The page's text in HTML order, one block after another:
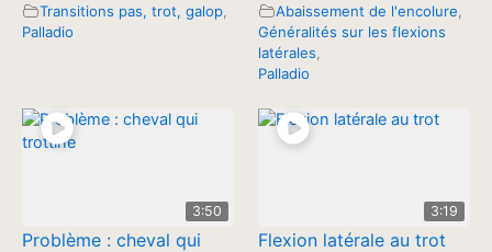
Transitions pas, trot, galop
Palladio
Abaissement de l'encolure
Généralités sur les flexions
latérales
Palladio
3:50
Problème : cheval qui
3:19
Flexion latérale au trot